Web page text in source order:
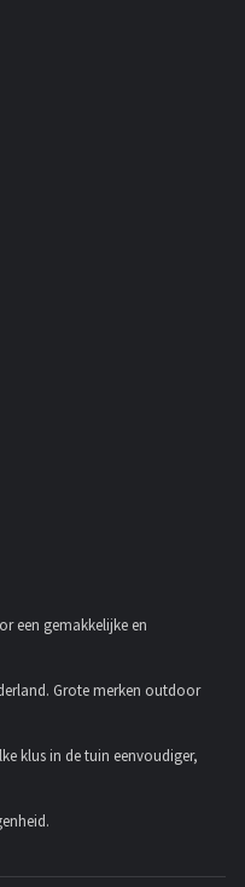
een gemakkelijke en
Grote merken outdoor
klus in de tuin eenvoudiger,